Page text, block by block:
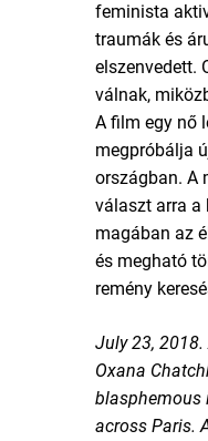
feminista
traumák és
elszenvedett.
válnak,
A film egy nő
megpróbálja
országban. A
választ arra a
magában az
és megható
remény
July 23,
Oxana
blasphemous
across Paris.